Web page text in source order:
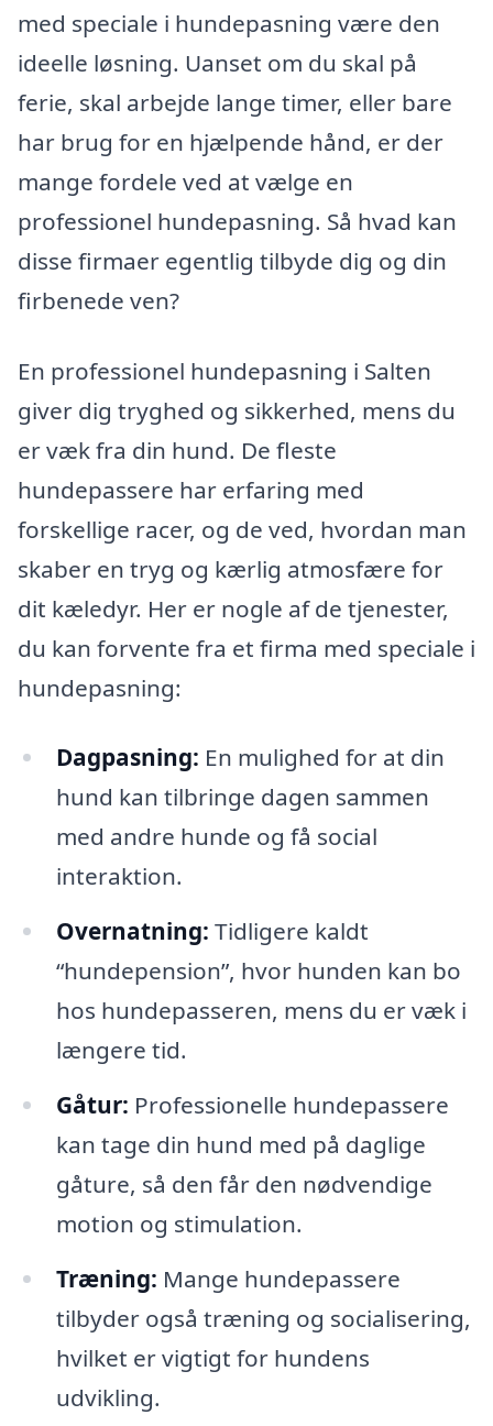
med speciale i hundepasning være den
ideelle løsning. Uanset om du skal på
ferie, skal arbejde lange timer, eller bare
har brug for en hjælpende hånd, er der
mange fordele ved at vælge en
professionel hundepasning. Så hvad kan
disse firmaer egentlig tilbyde dig og din
firbenede ven?
En professionel hundepasning i Salten
giver dig tryghed og sikkerhed, mens du
er væk fra din hund. De fleste
hundepassere har erfaring med
forskellige racer, og de ved, hvordan man
skaber en tryg og kærlig atmosfære for
dit kæledyr. Her er nogle af de tjenester,
du kan forvente fra et firma med speciale i
hundepasning:
Dagpasning: En mulighed for at din
hund kan tilbringe dagen sammen
med andre hunde og få social
interaktion.
Overnatning: Tidligere kaldt
“hundepension”, hvor hunden kan bo
hos hundepasseren, mens du er væk i
længere tid.
Gåtur: Professionelle hundepassere
kan tage din hund med på daglige
gåture, så den får den nødvendige
motion og stimulation.
Træning: Mange hundepassere
tilbyder også træning og socialisering,
hvilket er vigtigt for hundens
udvikling.